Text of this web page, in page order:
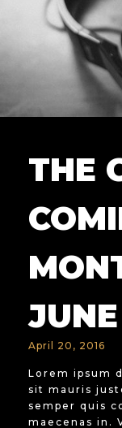
THE
JUNE
April 20, 2016
Lorem ipsum
sit mauris
semper quis
maecenas in.